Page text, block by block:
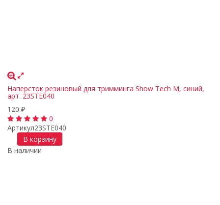
Наперсток резиновый для тримминга Show Tech M, синий,
арт. 23STE040
120 ₽
0
Артикул23STE040
В корзину
В наличии